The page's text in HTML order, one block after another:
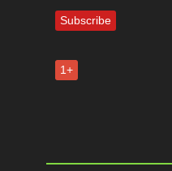
Subscribe
+1